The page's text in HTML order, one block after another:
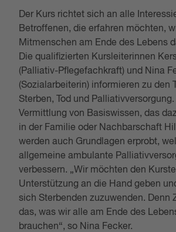
Der Kurs richtet sich an alle
Betroffenen, die erfahren möchten,
Mitmenschen am Ende des Lebens
Die qualifizierten Kursleiterinnen
(Palliativ-Pflegefachkraft) und Nina
(Sozialarbeiterin) informieren zu den
Sterben, Tod und
Vermittlung von Basiswissen, das
in der Familie oder Nachbarschaft
werden auch Grundlagen erprobt,
allgemeine ambulante
verbessern. „Wir möchten den
Unterstützung an die Hand geben
sich Sterbenden zuzuwenden. Denn
das, was wir alle am Ende des
brauchen“, so Nina Fecker.